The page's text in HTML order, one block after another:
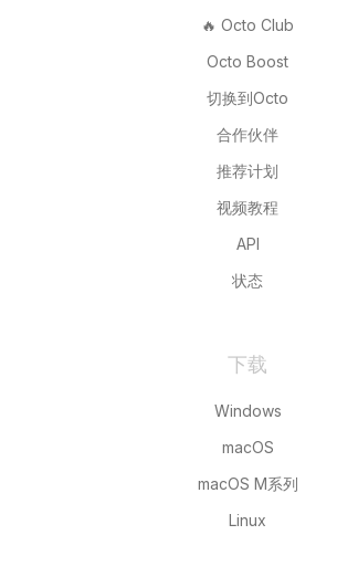
🔥 Octo Club
Octo Boost
切换到Octo
合作伙伴
推荐计划
视频教程
API
状态
下载
Windows
macOS
macOS M系列
Linux